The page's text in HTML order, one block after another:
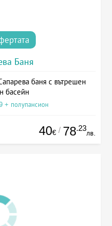
Баня
баня с вътрешен
басейн
+ полупансион
40€ / 78.23
лв.